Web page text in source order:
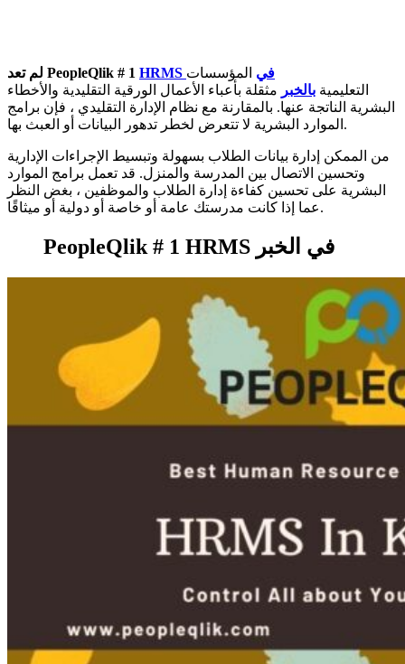
لم تعد PeopleQlik # 1 HRMS في المؤسسات
التعليمية بالخبر مثقلة بأعباء الأعمال الورقية التقليدية والأخطاء
البشرية الناتجة عنها. بالمقارنة مع نظام الإدارة التقليدي ، فإن برامج
الموارد البشرية لا تتعرض لخطر تدهور البيانات أو العبث بها.
من الممكن إدارة بيانات الطلاب بسهولة وتبسيط الإجراءات الإدارية
وتحسين الاتصال بين المدرسة والمنزل. قد تعمل برامج الموارد
البشرية على تحسين كفاءة إدارة الطلاب والموظفين ، بغض النظر
عما إذا كانت مدرستك عامة أو خاصة أو دولية أو ميثاقًا.
PeopleQlik # 1 HRMS في الخبر